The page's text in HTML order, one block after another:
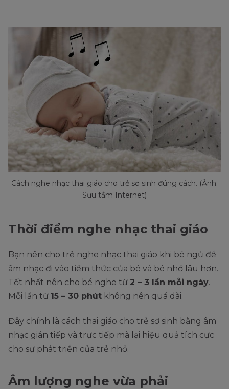
Cách nghe nhạc thai giáo cho trẻ sơ sinh đúng cách. (Ảnh:
Sưu tầm Internet)
Thời điểm nghe nhạc thai giáo
Bạn nên cho trẻ nghe nhạc thai giáo khi bé ngủ để
âm nhạc đi vào tiềm thức của bé và bé nhớ lâu hơn.
Tốt nhất nên cho bé nghe từ 2 – 3 lần mỗi ngày.
Mỗi lần từ 15 – 30 phút không nên quá dài.
Đây chính là cách thai giáo cho trẻ sơ sinh bằng âm
nhạc gián tiếp và trực tiếp mà lại hiệu quả tích cực
cho sự phát triển của trẻ nhỏ.
Âm lượng nghe vừa phải